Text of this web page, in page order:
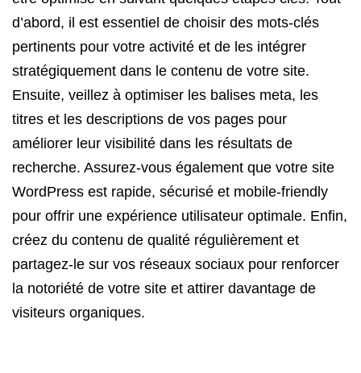
d’abord, il est essentiel de choisir des mots-clés
pertinents pour votre activité et de les intégrer
stratégiquement dans le contenu de votre site.
Ensuite, veillez à optimiser les balises meta, les
titres et les descriptions de vos pages pour
améliorer leur visibilité dans les résultats de
recherche. Assurez-vous également que votre site
WordPress est rapide, sécurisé et mobile-friendly
pour offrir une expérience utilisateur optimale. Enfin,
créez du contenu de qualité régulièrement et
partagez-le sur vos réseaux sociaux pour renforcer
la notoriété de votre site et attirer davantage de
visiteurs organiques.